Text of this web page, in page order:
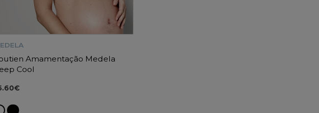
Amamentação Medela
Cool